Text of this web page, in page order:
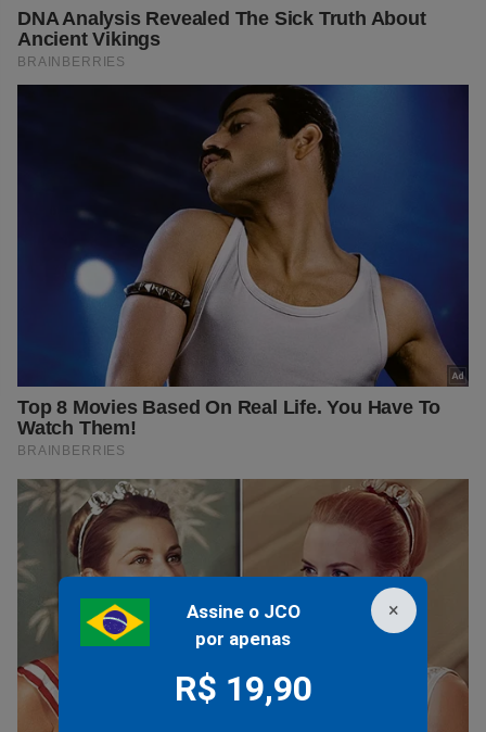
×
Assine o JCO
por apenas
R$ 19,90